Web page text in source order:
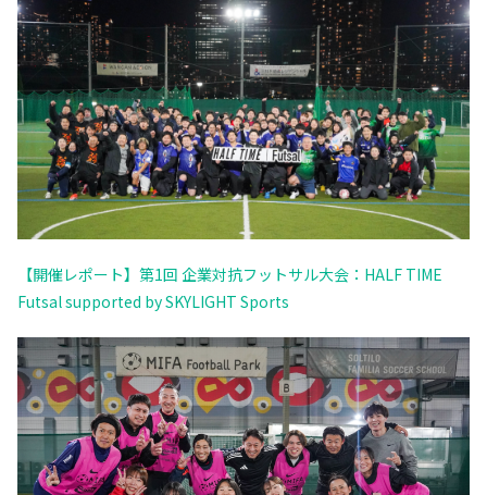
【開催レポート】第1回 企業対抗フットサル大会：HALF TIME
Futsal supported by SKYLIGHT Sports